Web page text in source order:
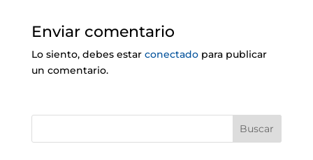
Enviar comentario
Lo siento, debes estar conectadopara publicar
un comentario.
Buscar